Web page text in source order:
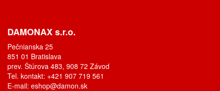
DAMONAX s.r.o.
Pečnianska 25
851 01 Bratislava
prev. Štúrova 483, 908 72 Závod
Tel. kontakt: +421 907 719 561
E-mail: eshop@damon.sk